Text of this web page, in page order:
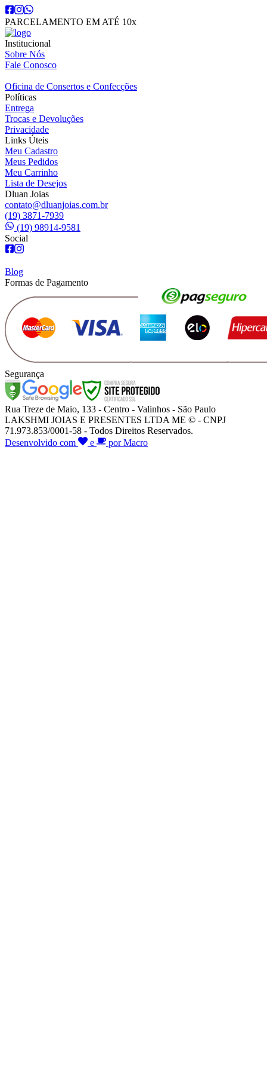
PARCELAMENTO EM ATÉ 10x
Institucional
Sobre Nós
Fale Conosco
Oficina de Consertos e Confecções
Políticas
Entrega
Trocas e Devoluções
Privacidade
Links Úteis
Meu Cadastro
Meus Pedidos
Meu Carrinho
Lista de Desejos
Dluan Joias
contato@dluanjoias.com.br
(19) 3871-7939
(19) 98914-9581
Social
Blog
Formas de Pagamento
Segurança
Rua Treze de Maio, 133 - Centro - Valinhos - São Paulo
LAKSHMI JOIAS E PRESENTES LTDA ME © - CNPJ
71.973.853/0001-58 - Todos Direitos Reservados.
Desenvolvido com
e por Macro